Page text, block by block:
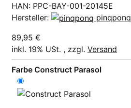
HAN: PPC-BAY-001-20145E
Hersteller:
pinqponq
89,95 €
inkl. 19% USt. , zzgl. Versand
Farbe Construct Parasol